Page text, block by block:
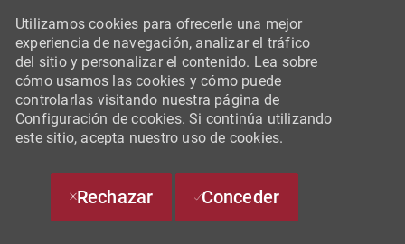
Utilizamos cookies para ofrecerle una mejor
experiencia de navegación, analizar el tráfico
del sitio y personalizar el contenido. Lea sobre
cómo usamos las cookies y cómo puede
controlarlas visitando nuestra página de
Configuración de cookies. Si continúa utilizando
este sitio, acepta nuestro uso de cookies.
Rechazar Conceder